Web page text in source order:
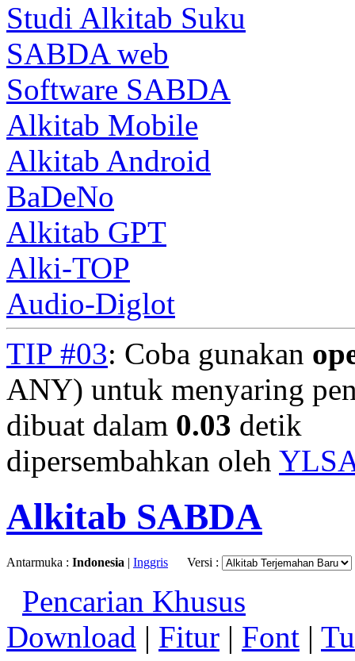
Studi Alkitab Suku
SABDA web
Software SABDA
Alkitab Mobile
Alkitab Android
BaDeNo
Alkitab GPT
Alki-TOP
Audio-Diglot
TIP #03: Coba gunakan
ANY) untuk menyaring
dibuat dalam 0.03 detik
dipersembahkan oleh
Alkitab SABDA
Antarmuka : Indonesia | Inggris Versi :
Pencarian Khusus
Download | Fitur | Font |